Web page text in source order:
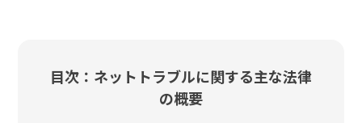
目次：ネットトラブルに関する主な法律
の概要